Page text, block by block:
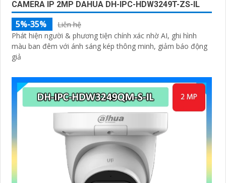
CAMERA IP 2MP DAHUA DH-IPC-HDW3249T-ZS-IL
5%-35%
Liên hệ
Phát hiện người & phương tiện chính xác nhờ AI, ghi hình
màu ban đêm với ánh sáng kép thông minh, giảm báo động
giả